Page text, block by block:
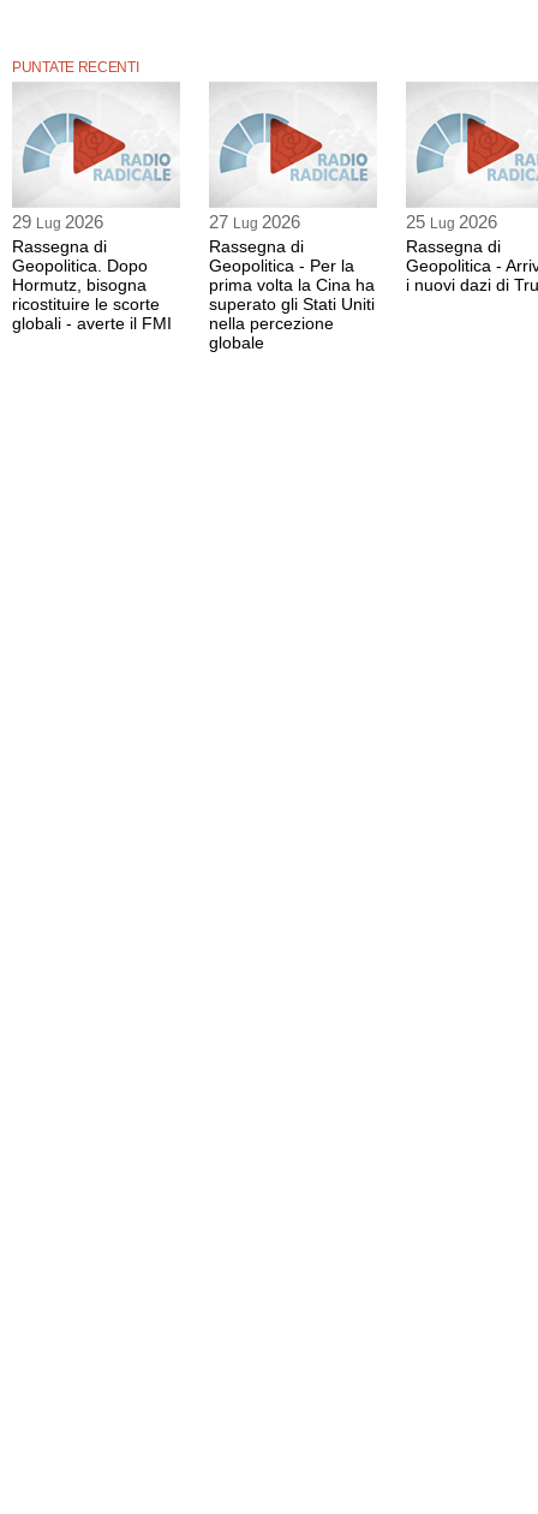
PUNTATE RECENTI
29 Lug 2026
Rassegna di
Geopolitica. Dopo
Hormutz, bisogna
ricostituire le scorte
globali - averte il FMI
27 Lug 2026
Rassegna di
Geopolitica - Per la
prima volta la Cina ha
superato gli Stati Uniti
nella percezione
globale
25 Lug 2026
Rassegna di
Geopolitica -
i nuovi dazi di